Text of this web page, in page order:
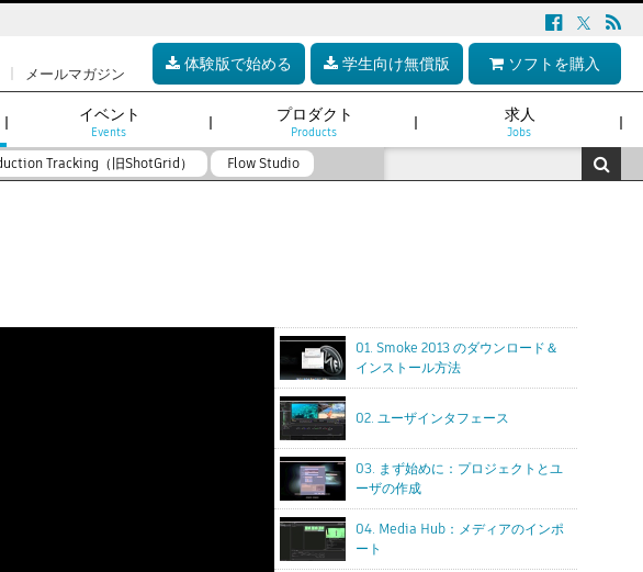
体験版で始める 学生向け無償版 ソフトを購入
| メールマガジン
イベント
Events
プロダクト
Products
求人
Jobs
Tracking（旧ShotGrid） Flow Studio
01. Smoke 2013 のダウンロード＆
インストール方法
02. ユーザインタフェース
03. まず始めに：プロジェクトとユ
ーザの作成
04. Media Hub：メディアのインポ
ート